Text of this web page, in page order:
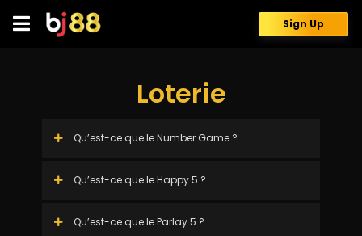
content
Sign Up
Loterie
Qu’est-ce que le Number Game ?
Qu’est-ce que le Happy 5 ?
Qu’est-ce que le Parlay 5 ?